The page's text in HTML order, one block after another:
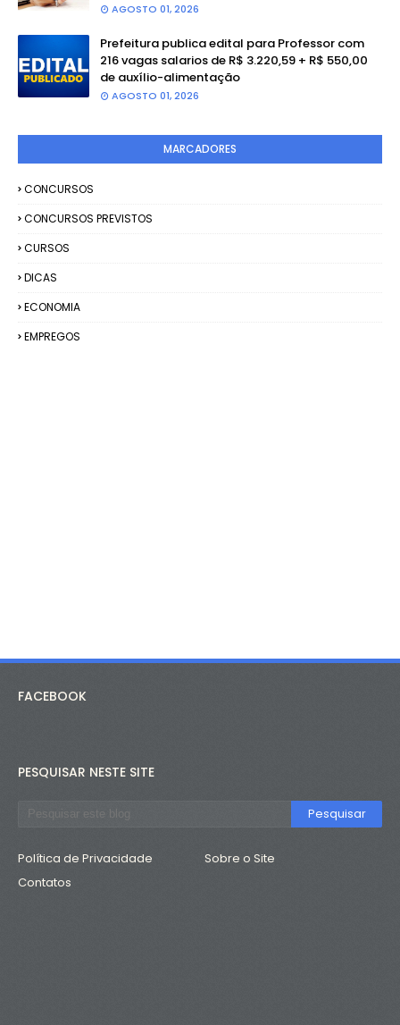
AGOSTO 01, 2026
Prefeitura publica edital para Professor com
216 vagas salarios de R$ 3.220,59 + R$ 550,00
de auxílio-alimentação
AGOSTO 01, 2026
MARCADORES
CONCURSOS
CONCURSOS PREVISTOS
CURSOS
DICAS
ECONOMIA
EMPREGOS
FACEBOOK
PESQUISAR NESTE SITE
Política de Privacidade
Sobre o Site
Contatos